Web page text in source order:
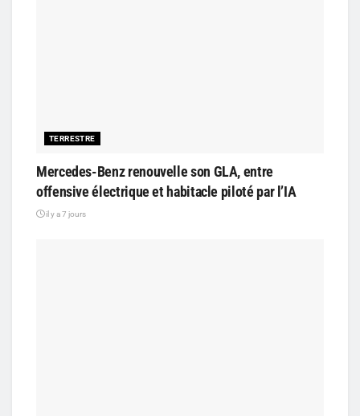
TERRESTRE
Mercedes-Benz renouvelle son GLA, entre
offensive électrique et habitacle piloté par l’IA
il y a 7 jours